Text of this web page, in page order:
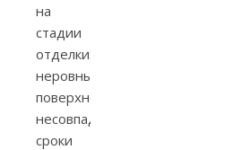
на
стадии
отделки:
неровные
поверхности,
несовпадающие
сроки